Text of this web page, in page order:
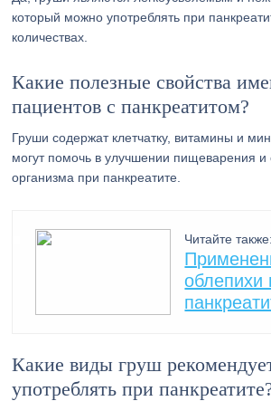
который можно употреблять при
количествах.
Какие полезные свойства
пациентов с панкреатитом?
Груши содержат клетчатку, витамины и
могут помочь в улучшении пищеварения
организма при панкреатите.
Читайте также:
облепихи
Какие виды груш
употреблять при